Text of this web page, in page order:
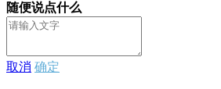
随便说点什么
取消 确定